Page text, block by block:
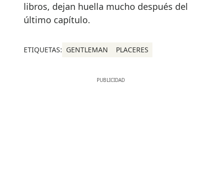
libros, dejan huella mucho después del
último capítulo.
ETIQUETAS: GENTLEMAN PLACERES